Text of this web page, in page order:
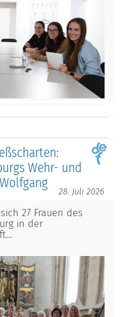
Wehr- und
28. Juli 2026
27 Frauen des
in der